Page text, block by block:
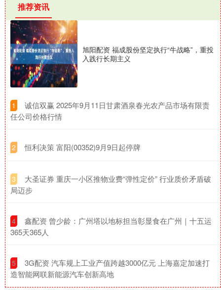
推荐资讯
旭阳配资 福成股份坚定执行“牛战略”，重投
入践行长期主义
1
​诚信双赢 2025年9月11日甘肃酒泉春光农产品市场有限责
任公司价格行情
2 ​恒利决策 富阳(00352)9月9日起停牌
3
​大圣证券 重庆一小区推物业费“弹性定价” 行业质价矛盾破
局迈步
4
​鑫配资 曾少龄：广州塔以地标担当彰显食在广州｜十五运
365天365人
5
​3G配资 汽车规上工业产值跨越3000亿元 上海嘉定加速打
造智能网联新能源汽车创新高地